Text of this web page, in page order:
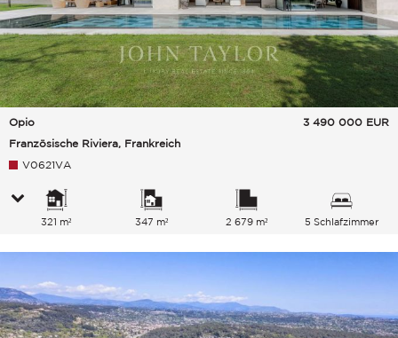
Opio
Französische Riviera, Frankreich
3 490 000 EUR
V0621VA
321 m² 347 m² 2 679 m² 5 Schlafzimmer